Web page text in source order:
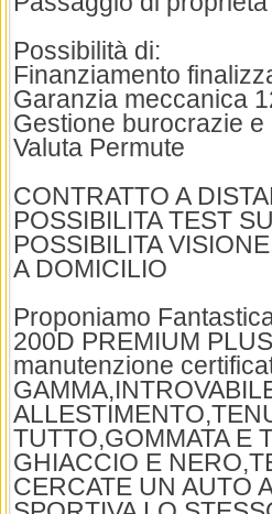
Possibilità di:
Finanziamento
Garanzia meccanica
Gestione burocrazie
Valuta Permute
CONTRATTO A
POSSIBILITA TEST
POSSIBILITA
A DOMICILIO
Proponiamo
200D PREMIUM
manutenzione
TUTTO,GOMMATA E
GHIACCIO E
CERCATE UN AUTO